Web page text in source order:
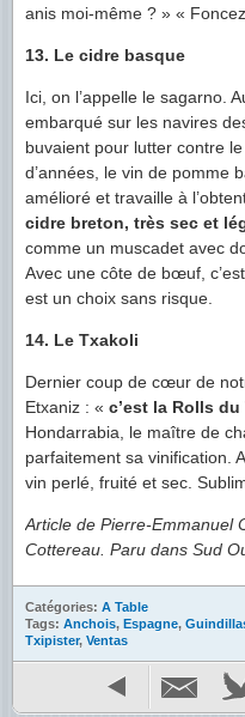
anis moi-même ? » «
13. Le cidre basque
Ici, on l’appelle le sagarno.
embarqué sur les navires
buvaient pour lutter contre
d’années, le vin de pomme
amélioré et travaille à
cidre breton, très sec et
comme un muscadet avec
Avec une côte de bœuf,
est un choix sans risque.
14. Le Txakoli
Dernier coup de cœur de
Etxaniz : « c’est la Rolls
Hondarrabia, le maître de
parfaitement sa vinification.
vin perlé, fruité et sec.
Article de Pierre-Emmanuel
Cottereau. Paru dans Sud
Catégories: A Table
Tags: Anchois, Espagne,
Txipister, Ventas